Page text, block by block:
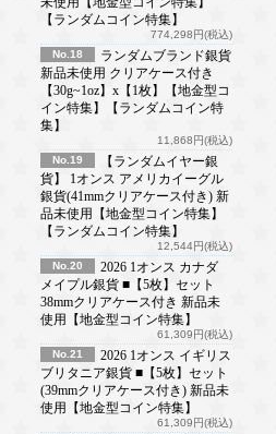
【ランダムコイン特集】
774,298円(税込)
No.18
ランダムブランド銀貨
新品未使用 クリアケース付き
【30g~1oz】x【1枚】【地金型コ
イン特集】【ランダムコイン特
集】
11,868円(税込)
No.19
【ランダムイヤー銀
貨】 1オンス アメリカイーグル
銀貨(41mmクリアケース付き) 新
品未使用【地金型コイン特集】
【ランダムコイン特集】
12,544円(税込)
No.20
2026 1オンス カナダ
メイプル銀貨 ■【5枚】セット
38mmクリアケース付き 新品未
使用【地金型コイン特集】
61,309円(税込)
No.21
2026 1オンス イギリス
ブリタニア銀貨 ■【5枚】セット
(39mmクリアケース付き) 新品未
使用【地金型コイン特集】
61,309円(税込)